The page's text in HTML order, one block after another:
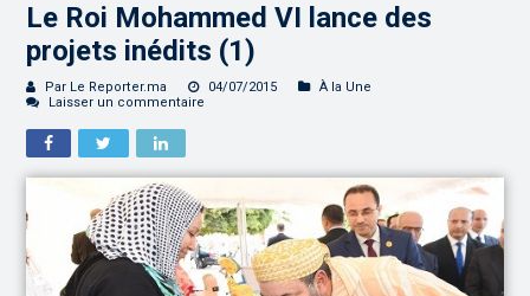
Le Roi Mohammed VI lance des
projets inédits (1)
Par Le Reporter.ma 04/07/2015
À la Une
Laisser un commentaire